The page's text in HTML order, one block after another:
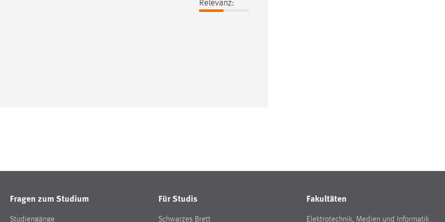
Relevanz:
Fragen zum Studium
Studiengänge
Für Studis
Schwarzes Brett
Fakultäten
Elektrotechnik, Medien und Informatik